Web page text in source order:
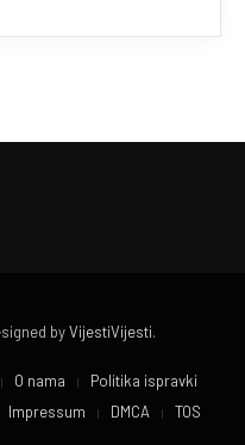
byVijestiVijesti.
O nama
Politika ispravki
Impressum DMCA TOS